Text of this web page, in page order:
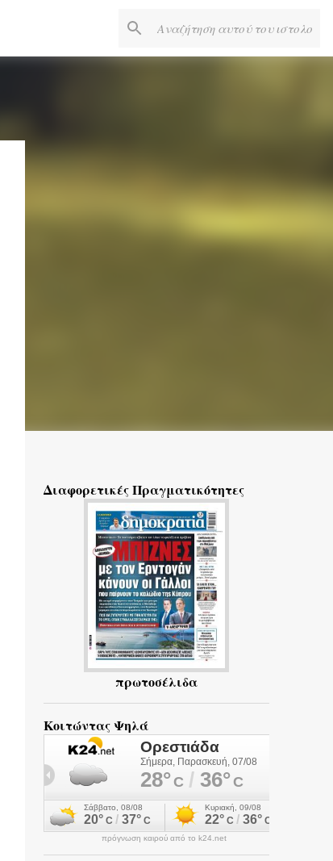
Διαφορετικές Πραγματικότητες
πρωτοσέλιδα
Κοιτώντας Ψηλά
πρόγνωση καιρού από το k24.net